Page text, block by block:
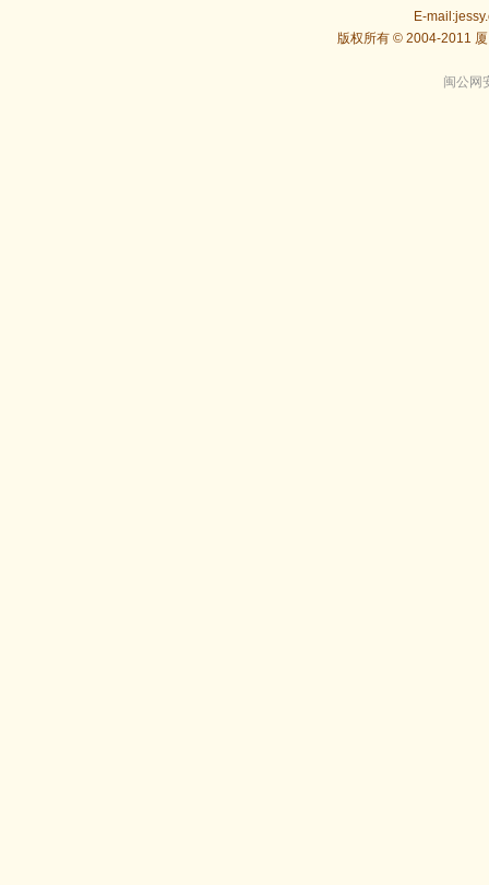
E-mail:
版权所有 © 2004-2011
闽公网